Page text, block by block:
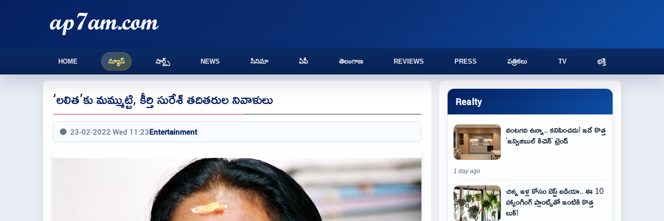
HOME న్యూస్ షార్ట్స్ NEWS సినిమా ఏపీ తెలంగాణ REVIEWS PRESS పత్రికలు TV భక్తి
‘లలిత’కు మమ్ముట్టి, కీర్తి సురేశ్ తదితరుల నివాళులు
23-02-2022 Wed 11:23Entertainment
Realty
వంటగది ఉన్నా.. కనిపించదు! ఇదే కొత్త
'ఇన్విజిబుల్ కిచెన్' ట్రెండ్
1 day ago
చిన్న ఇళ్ల కోసం బెస్ట్ ఐడియా.. ఈ 10
హ్యాంగింగ్ ప్లాంట్స్‌తో ఇంటికి కొత్త
లుక్!